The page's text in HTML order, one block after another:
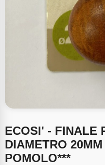
ECOSI' - FINALE
DIAMETRO
POMOLO***